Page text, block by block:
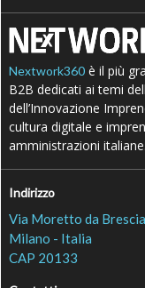
Nextwork360 è il più
B2B dedicati ai temi
dell’Innovazione
cultura digitale e
amministrazioni italiane.
Indirizzo
Via Moretto da
Milano - Italia
CAP 20133